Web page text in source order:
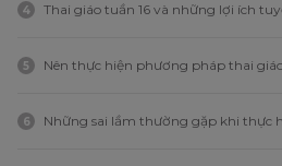
4 Thai giáo tuần 16 và những lợi ích
5 Nên thực hiện phương pháp thai
6 Những sai lầm thường gặp khi thực